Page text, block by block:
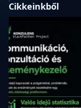
Cikkeinkből